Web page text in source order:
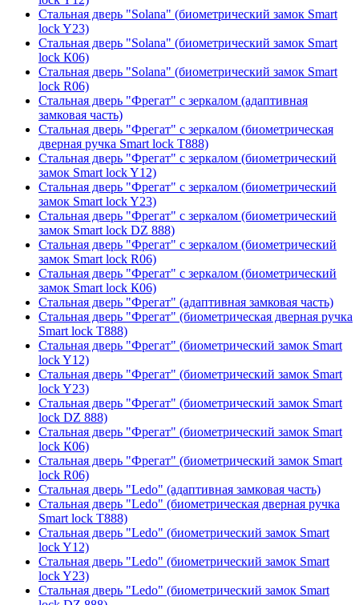
Стальная дверь "Solana" (биометрический замок Smart
lock Y23)
Стальная дверь "Solana" (биометрический замок Smart
lock К06)
Стальная дверь "Solana" (биометрический замок Smart
lock R06)
Стальная дверь "Фрегат" с зеркалом (адаптивная
замковая часть)
Стальная дверь "Фрегат" с зеркалом (биометрическая
дверная ручка Smart lock T888)
Стальная дверь "Фрегат" с зеркалом (биометрический
замок Smart lock Y12)
Стальная дверь "Фрегат" с зеркалом (биометрический
замок Smart lock Y23)
Стальная дверь "Фрегат" с зеркалом (биометрический
замок Smart lock DZ 888)
Стальная дверь "Фрегат" с зеркалом (биометрический
замок Smart lock R06)
Стальная дверь "Фрегат" с зеркалом (биометрический
замок Smart lock К06)
Стальная дверь "Фрегат" (адаптивная замковая часть)
Стальная дверь "Фрегат" (биометрическая дверная ручка
Smart lock T888)
Стальная дверь "Фрегат" (биометрический замок Smart
lock Y12)
Стальная дверь "Фрегат" (биометрический замок Smart
lock Y23)
Стальная дверь "Фрегат" (биометрический замок Smart
lock DZ 888)
Стальная дверь "Фрегат" (биометрический замок Smart
lock К06)
Стальная дверь "Фрегат" (биометрический замок Smart
lock R06)
Стальная дверь "Ledo" (адаптивная замковая часть)
Стальная дверь "Ledo" (биометрическая дверная ручка
Smart lock T888)
Стальная дверь "Ledo" (биометрический замок Smart
lock Y12)
Стальная дверь "Ledo" (биометрический замок Smart
lock Y23)
Стальная дверь "Ledo" (биометрический замок Smart